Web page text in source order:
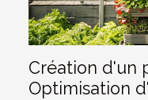
Création d'un
Optimisation